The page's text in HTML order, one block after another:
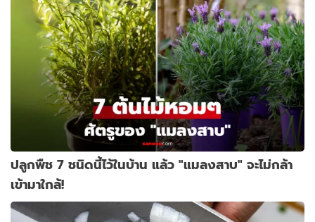
ปลูกพืช 7 ชนิดนี้ไว้ในบ้าน แล้ว "แมลงสาบ" จะไม่กล้า
เข้ามาใกล้!